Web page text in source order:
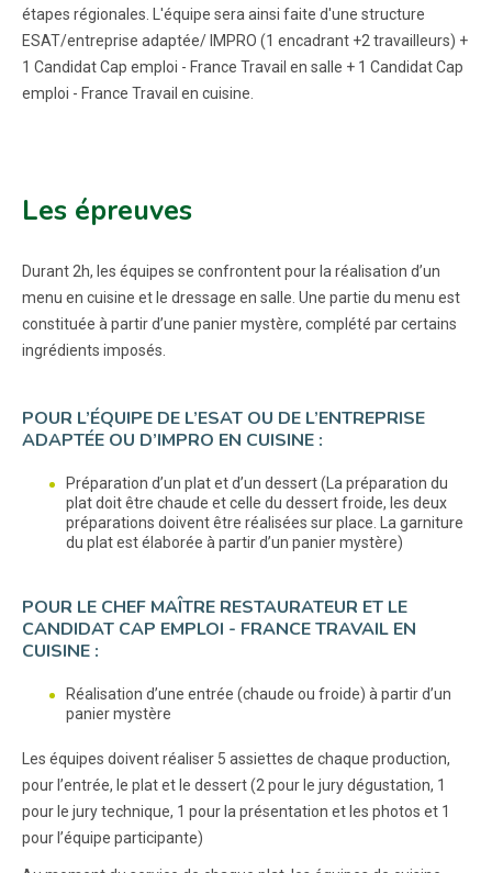
étapes régionales. L'équipe sera ainsi faite d'une structure
ESAT/entreprise adaptée/ IMPRO (1 encadrant +2 travailleurs) +
1 Candidat Cap emploi - France Travail en salle + 1 Candidat Cap
emploi - France Travail en cuisine.
Les épreuves
Durant 2h, les équipes se confrontent pour la réalisation d’un
menu en cuisine et le dressage en salle. Une partie du menu est
constituée à partir d’une panier mystère, complété par certains
ingrédients imposés.
POUR L’ÉQUIPE DE L’ESAT OU DE L’ENTREPRISE
ADAPTÉE OU D’IMPRO EN CUISINE :
Préparation d’un plat et d’un dessert (La préparation du
plat doit être chaude et celle du dessert froide, les deux
préparations doivent être réalisées sur place. La garniture
du plat est élaborée à partir d’un panier mystère)
POUR LE CHEF MAÎTRE RESTAURATEUR ET LE
CANDIDAT CAP EMPLOI - FRANCE TRAVAIL EN
CUISINE :
Réalisation d’une entrée (chaude ou froide) à partir d’un
panier mystère
Les équipes doivent réaliser 5 assiettes de chaque production,
pour l’entrée, le plat et le dessert (2 pour le jury dégustation, 1
pour le jury technique, 1 pour la présentation et les photos et 1
pour l’équipe participante)